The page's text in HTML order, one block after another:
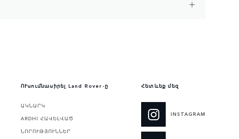
ՈՒսումնասիրել Land Rover-ը
ԱԿՆԱՐԿ
ARDHI ՀԱՎԵԼՎԱԾ
ՆՈՐՈՒԹՅՈՒՆՆԵՐ
Հետևեք մեզ
INSTAGRAM